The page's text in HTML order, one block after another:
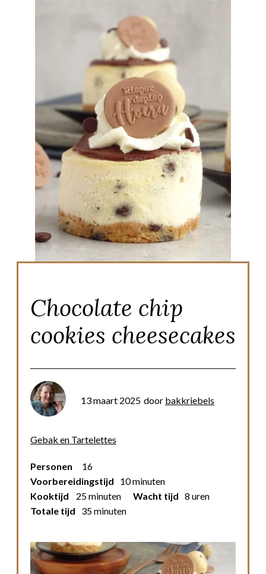
Chocolate chip
cookies cheesecakes
13 maart 2025 door bakkriebels
Gebak en Tartelettes
Personen
16
Voorbereidingstijd
10 minuten
Kooktijd
25 minuten Wacht tijd 8 uren
Totale tijd
35 minuten